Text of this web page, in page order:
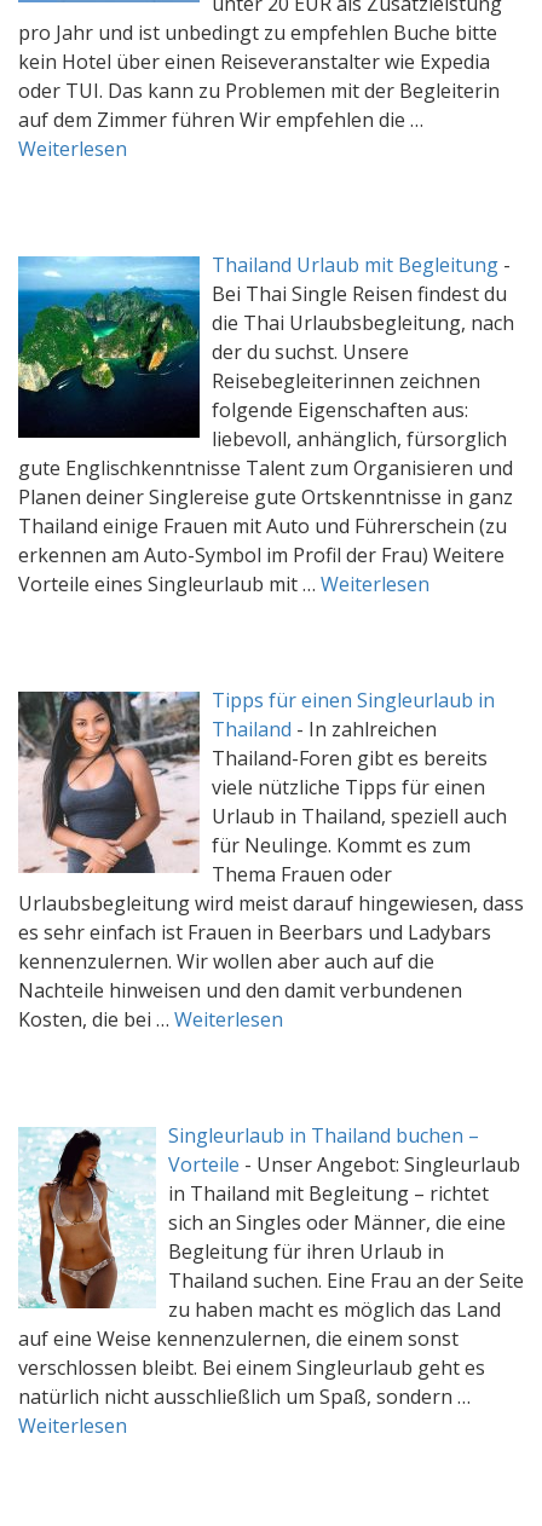
pro Jahr und ist unbedingt zu empfehlen Buche bitte
kein Hotel über einen Reiseveranstalter wie Expedia
oder TUI. Das kann zu Problemen mit der Begleiterin
auf dem Zimmer führen Wir empfehlen die …
Weiterlesen
Thailand Urlaub mit Begleitung -
Bei Thai Single Reisen findest du
die Thai Urlaubsbegleitung, nach
der du suchst. Unsere
Reisebegleiterinnen zeichnen
folgende Eigenschaften aus:
liebevoll, anhänglich, fürsorglich
gute Englischkenntnisse Talent zum Organisieren und
Planen deiner Singlereise gute Ortskenntnisse in ganz
Thailand einige Frauen mit Auto und Führerschein (zu
erkennen am Auto-Symbol im Profil der Frau) Weitere
Vorteile eines Singleurlaub mit … Weiterlesen
Tipps für einen Singleurlaub in
Thailand - In zahlreichen
Thailand-Foren gibt es bereits
viele nützliche Tipps für einen
Urlaub in Thailand, speziell auch
für Neulinge. Kommt es zum
Thema Frauen oder
Urlaubsbegleitung wird meist darauf hingewiesen, dass
es sehr einfach ist Frauen in Beerbars und Ladybars
kennenzulernen. Wir wollen aber auch auf die
Nachteile hinweisen und den damit verbundenen
Kosten, die bei … Weiterlesen
Singleurlaub in Thailand buchen –
Vorteile - Unser Angebot: Singleurlaub
in Thailand mit Begleitung – richtet
sich an Singles oder Männer, die eine
Begleitung für ihren Urlaub in
Thailand suchen. Eine Frau an der Seite
zu haben macht es möglich das Land
auf eine Weise kennenzulernen, die einem sonst
verschlossen bleibt. Bei einem Singleurlaub geht es
natürlich nicht ausschließlich um Spaß, sondern …
Weiterlesen